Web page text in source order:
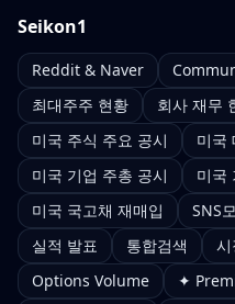
Seikon1
Reddit & Naver
최대주주 현황
회사 재무
미국 주식 주요 공시
미국
미국 기업 주총 공시
미국
미국 국고채 재매입
SNS
실적 발표
통합검색 시
Options Volume
✦